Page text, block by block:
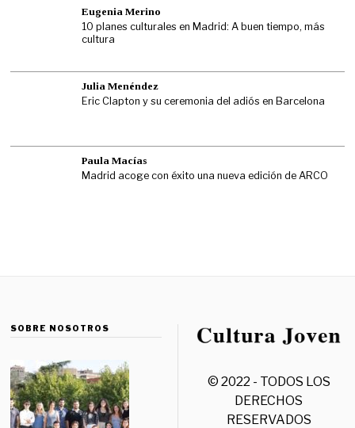
Eugenia Merino
10 planes culturales en Madrid: A buen tiempo, más
cultura
Julia Menéndez
Eric Clapton y su ceremonia del adiós en Barcelona
Paula Macías
Madrid acoge con éxito una nueva edición de ARCO
SOBRE NOSOTROS
© 2022 - TODOS LOS
DERECHOS
RESERVADOS